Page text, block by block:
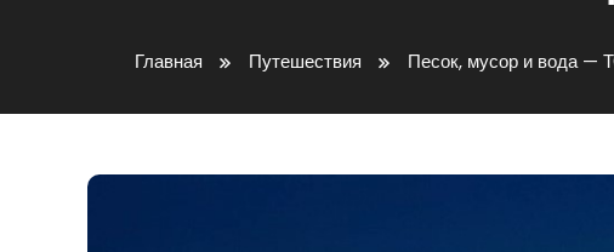
Главная Путешествия Песок, мусор и вода —